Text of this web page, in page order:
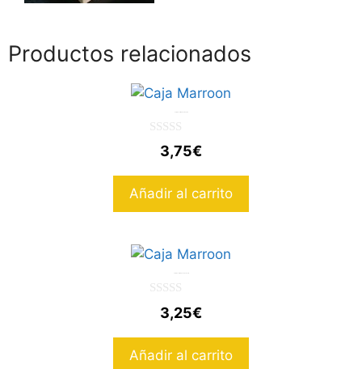
Productos relacionados
5
3,75€
Añadir al carrito
5
3,25€
Añadir al carrito